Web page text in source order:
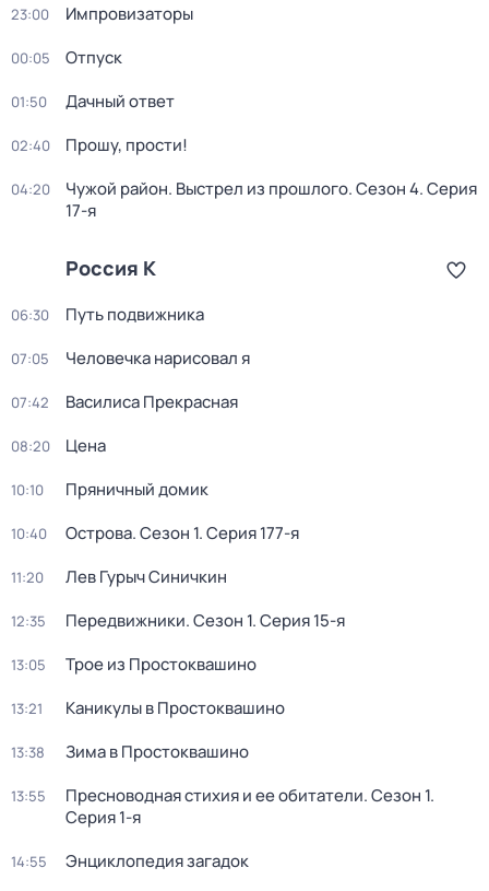
23:00 Импровизаторы
00:05 Отпуск
01:50 Дачный ответ
02:40 Прошу, прости!
04:20 Чужой район. Выстрел из прошлого. Сезон 4. Серия
17-я
Россия К
06:30 Путь подвижника
07:05 Человечка нарисовал я
07:42 Василиса Прекрасная
08:20 Цена
10:10 Пряничный домик
10:40 Острова. Сезон 1. Серия 177-я
11:20 Лев Гурыч Синичкин
12:35 Передвижники. Сезон 1. Серия 15-я
13:05 Трое из Простоквашино
13:21 Каникулы в Простоквашино
13:38 Зима в Простоквашино
13:55 Пресноводная стихия и ее обитатели. Сезон 1.
Серия 1-я
14:55 Энциклопедия загадок